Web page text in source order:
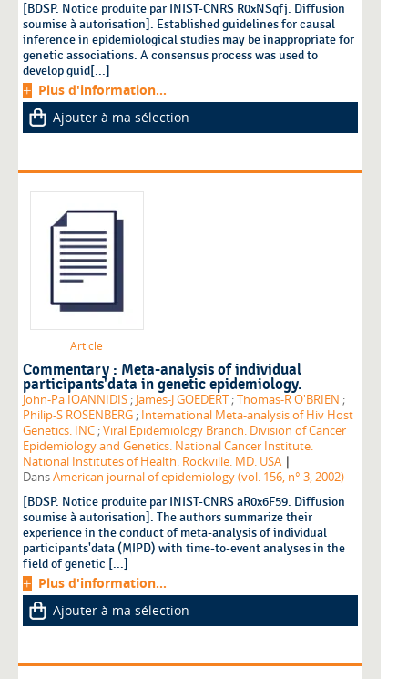
[BDSP. Notice produite par INIST-CNRS R0xNSqfj. Diffusion
soumise à autorisation]. Established guidelines for causal
inference in epidemiological studies may be inappropriate for
genetic associations. A consensus process was used to
develop guid[...]
Plus d'information...
Ajouter à ma sélection
Article
Commentary : Meta-analysis of individual
participants'data in genetic epidemiology.
John-Pa IOANNIDIS ; James-J GOEDERT ;Thomas-R O'BRIEN ;
Philip-S ROSENBERG ; International Meta-analysis of Hiv Host
Genetics. INC ;Viral Epidemiology Branch. Division of Cancer
Epidemiology and Genetics. National Cancer Institute.
National Institutes of Health. Rockville. MD. USA |
DansAmerican journal of epidemiology (vol. 156, n° 3, 2002)
[BDSP. Notice produite par INIST-CNRS aR0x6F59. Diffusion
soumise à autorisation]. The authors summarize their
experience in the conduct of meta-analysis of individual
participants'data (MIPD) with time-to-event analyses in the
field of genetic [...]
Plus d'information...
Ajouter à ma sélection